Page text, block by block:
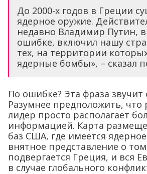
До 2000-х годов в Греции
ядерное оружие.
недавно Владимир Путин,
ошибке, включил нашу
тех, на территории
ядерные бомбы», – сказал
По ошибке? Эта фраза
Разумнее предположить, что
лидер просто располагает
информацией. Карта
баз США, где имеется
внятное представление о
подвергается Греция, и вся
в случае глобального